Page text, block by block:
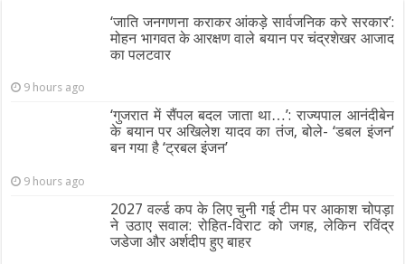
‘जाति जनगणना कराकर आंकड़े सार्वजनिक करे सरकार’:
मोहन भागवत के आरक्षण वाले बयान पर चंद्रशेखर आजाद
का पलटवार
9 hours ago
‘गुजरात में सैंपल बदल जाता था…’: राज्यपाल आनंदीबेन
के बयान पर अखिलेश यादव का तंज, बोले- ‘डबल इंजन’
बन गया है ‘ट्रबल इंजन’
9 hours ago
2027 वर्ल्ड कप के लिए चुनी गई टीम पर आकाश चोपड़ा
ने उठाए सवाल: रोहित-विराट को जगह, लेकिन रविंद्र
जडेजा और अर्शदीप हुए बाहर